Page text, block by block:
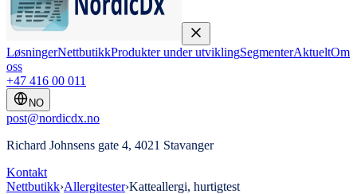
LøsningerNettbutikkProdukter under utviklingSegmenterAktueltOm
oss
+47 416 00 011
NO
post@nordicdx.no
Richard Johnsens gate 4, 4021 Stavanger
Kontakt
Nettbutikk›Allergitester›Katteallergi, hurtigtest